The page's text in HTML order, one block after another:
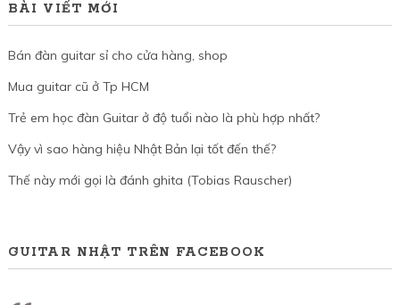
BÀI VIẾT MỚI
Bán đàn guitar sỉ cho cửa hàng, shop
Mua guitar cũ ở Tp HCM
Trẻ em học đàn Guitar ở độ tuổi nào là phù hợp nhất?
Vậy vì sao hàng hiệu Nhật Bản lại tốt đến thế?
Thế này mới gọi là đánh ghita (Tobias Rauscher)
GUITAR NHẬT TRÊN FACEBOOK